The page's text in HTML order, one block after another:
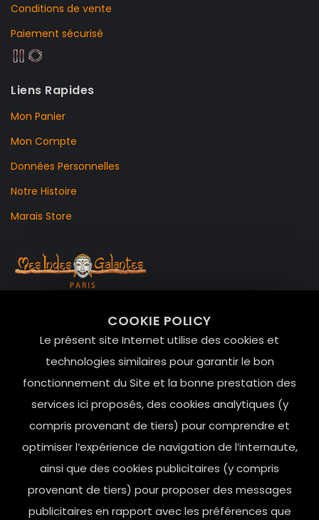
COOKIE POLICY
Le présent site Internet utilise des cookies et
technologies similaires pour garantir le bon
fonctionnement du Site et la bonne prestation des
services ici proposés, des cookies analytiques (y
compris provenant de tiers) pour comprendre et
optimiser l’expérience de navigation de l’internaute,
ainsi que des cookies publicitaires (y compris
provenant de tiers) pour proposer des messages
publicitaires en rapport avec les préférences que
Conditions de vente
Paiement sécurisé
Liens Rapides
Mon Panier
Mon Compte
Données Personnelles
Notre Histoire
Marais Store
Le Marais, 75004 Paris
contact@mesindesgalantes.com
01.42.72.42.51